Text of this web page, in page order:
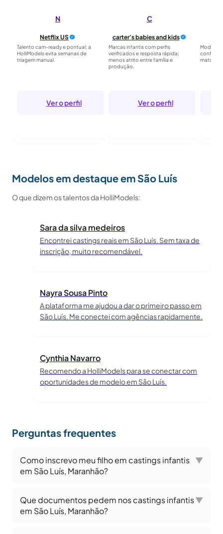
N
Netflix US
Talento cam-ready e pontual; a
HolliModels evita semanas de
triagem manual.
Ver o perfil
C
carter's babies and kids
Marcas infantis com perfis
verificados e resposta rápida;
menos atrito entre família e
produção.
Ver o perfil
Moda
match
Modelos em destaque em São Luís
O que dizem os talentos da HolliModels:
Sara da silva medeiros
Encontrei castings reais em São Luís. Sem taxa de
inscrição, muito recomendável.
Nayra Sousa Pinto
A plataforma me ajudou a dar o primeiro passo em
São Luís. Me conectei com agências rapidamente.
Cynthia Navarro
Recomendo a HolliModels para se conectar com
oportunidades de modelo em São Luís.
Perguntas frequentes
Como inscrevo meu filho em castings infantis
em São Luís, Maranhão?
▼
Que documentos pedem nos castings infantis
em São Luís, Maranhão?
▼